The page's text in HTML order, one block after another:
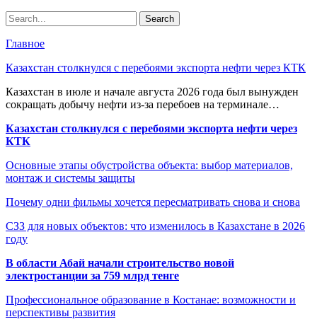
Главное
Казахстан столкнулся с перебоями экспорта нефти через КТК
Казахстан в июле и начале августа 2026 года был вынужден
сокращать добычу нефти из-за перебоев на терминале…
Казахстан столкнулся с перебоями экспорта нефти через
КТК
Основные этапы обустройства объекта: выбор материалов,
монтаж и системы защиты
Почему одни фильмы хочется пересматривать снова и снова
СЗЗ для новых объектов: что изменилось в Казахстане в 2026
году
В области Абай начали строительство новой
электростанции за 759 млрд тенге
Профессиональное образование в Костанае: возможности и
перспективы развития